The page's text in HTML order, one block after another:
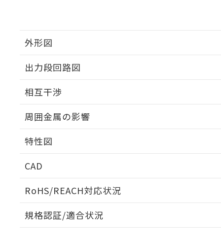
外形図
出力段回路図
相互干渉
周囲金属の影響
特性図
CAD
RoHS/REACH対応状況
EU RoHS 注意事項・凡例
規格認証/適合状況